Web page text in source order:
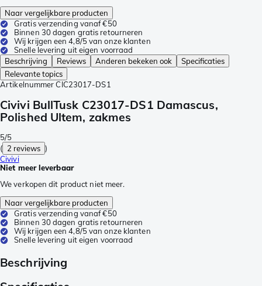
Naar vergelijkbare producten
Gratis verzending vanaf €50
Binnen 30 dagen gratis retourneren
Wij krijgen een 4,8/5 van onze klanten
Snelle levering uit eigen voorraad
Beschrijving
Reviews Anderen bekeken ook
Specificaties
Relevante topics
Artikelnummer CIC23017-DS1
Civivi BullTusk C23017-DS1 Damascus,
Polished Ultem, zakmes
5/5
( 2 reviews )
Civivi
Niet meer leverbaar
We verkopen dit product niet meer.
Naar vergelijkbare producten
Gratis verzending vanaf €50
Binnen 30 dagen gratis retourneren
Wij krijgen een 4,8/5 van onze klanten
Snelle levering uit eigen voorraad
Beschrijving